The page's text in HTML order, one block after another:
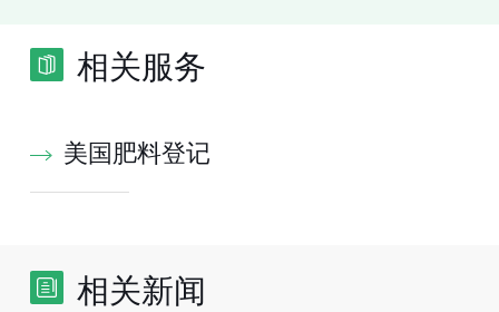
相关服务
美国肥料登记
相关新闻